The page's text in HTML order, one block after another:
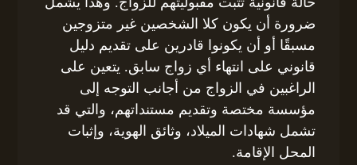
ضرورة أن يكون كلا الشخصين غير متزوجين
مسبقًا أو أن يكونوا قادرين على تقديم دليل
قانوني على انتهاء أي زواج سابق. يتعين على
الراغبين في الزواج من أجانب التوجه إلى
مؤسسة مختصة وتقديم مستنداتهم، والتي قد
تشمل شهادات الميلاد، وثائق الهوية، وإثبات
المحل الإقامة.